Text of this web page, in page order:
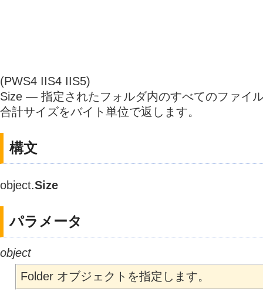
(PWS4 IIS4 IIS5)
Size — 指定されたフォルダ内のすべてのファイ
合計サイズをバイト単位で返します。
構文
object.Size
パラメータ
object
Folder オブジェクトを指定します。